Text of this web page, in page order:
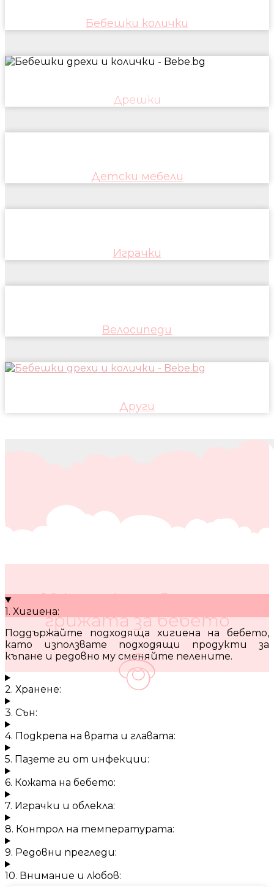
Бебешки колички
Дрешки
Детски мебели
Играчки
Велосипеди
Други
10 кратки съвета за
грижата за бебето
1. Хигиена:
Поддържайте подходяща хигиена на бебето,
като използвате подходящи продукти за
къпане и редовно му сменяйте пелените.
2. Хранене:
3. Сън:
4. Подкрепа на врата и главата:
5. Пазете ги от инфекции:
6. Кожата на бебето:
7. Играчки и облекла:
8. Контрол на температурата:
9. Редовни прегледи:
10. Внимание и любов: